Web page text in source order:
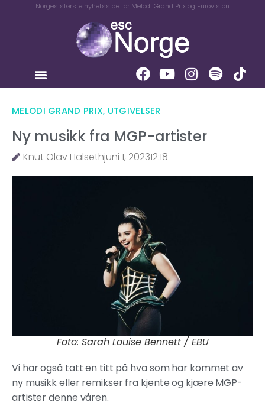
Norges største nyhetsside for Melodi Grand Prix og Eurovision
MELODI GRAND PRIX, UTGIVELSER
Ny musikk fra MGP-artister
Knut Olav Halsethjuni 1, 202312:18
Foto: Sarah Louise Bennett / EBU
Vi har også tatt en titt på hva som har kommet av
ny musikk eller remikser fra kjente og kjære MGP-
artister denne våren.